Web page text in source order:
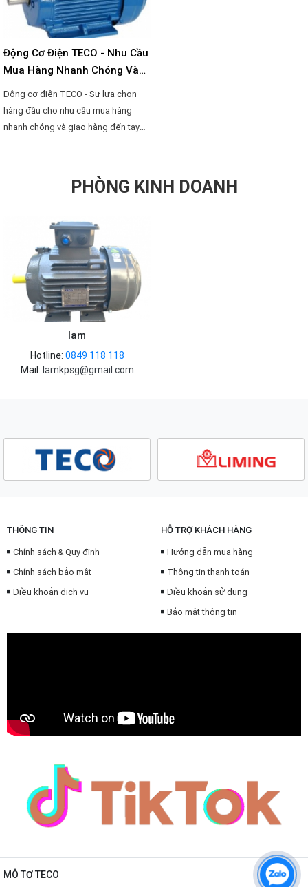
Động Cơ Điện TECO - Nhu Cầu
Mua Hàng Nhanh Chóng Và
Giao Hàng Đến Tay Khách
Hàng Ngay.
Động cơ điện TECO - Sự lựa chọn
hàng đầu cho nhu cầu mua hàng
nhanh chóng và giao hàng đến tay
PHÒNG KINH DOANH
lam
Hotline: 0849 118 118
Mail: lamkpsg@gmail.com
THÔNG TIN
Chính sách & Quy định
Chính sách bảo mật
Điều khoản dịch vụ
HỖ TRỢ KHÁCH HÀNG
Hướng dẫn mua hàng
Thông tin thanh toán
Điều khoản sử dụng
Bảo mật thông tin
MÔ TƠ TECO